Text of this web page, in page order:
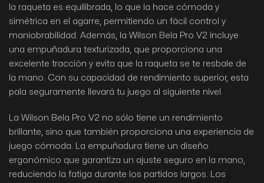
la raqueta es equilibrada, lo que la hace cómoda y
simétrica en el agarre, permitiendo un fácil control y
maniobrabilidad. Además, la Wilson Bela Pro V2 incluye
una empuñadura texturizada, que proporciona una
excelente tracción y evita que la raqueta se te resbale de
la mano. Con su capacidad de rendimiento superior, esta
pala seguramente llevará tu juego al siguiente nivel.
La Wilson Bela Pro V2 no sólo tiene un rendimiento
brillante, sino que también proporciona una experiencia de
juego cómoda. La empuñadura tiene un diseño
ergonómico que garantiza un ajuste seguro en la mano,
reduciendo la fatiga durante los partidos largos. Los